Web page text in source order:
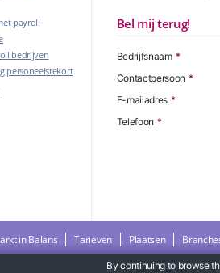
payroll
bedrijven
personeelstekort
Bel mij terug!
Bedrijfsnaam *
Contactpersoon *
E-mailadres *
Telefoon *
in Balans Tarieven Plaatsen
By continuing to browse